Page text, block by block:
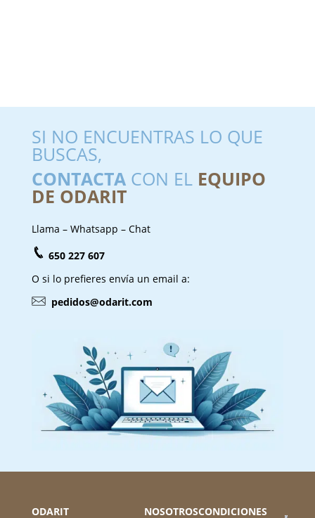
SI NO ENCUENTRAS LO QUE
BUSCAS,
CONTACTACON EL EQUIPO
DE ODARIT
Llama – Whatsapp – Chat
650 227 607
O si lo prefieres envía un email a:
pedidos@odarit.com
ODARIT NOSOTROSCONDICIONES